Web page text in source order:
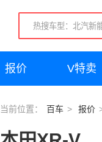
报价 V特卖
当前位置： 百车 报价